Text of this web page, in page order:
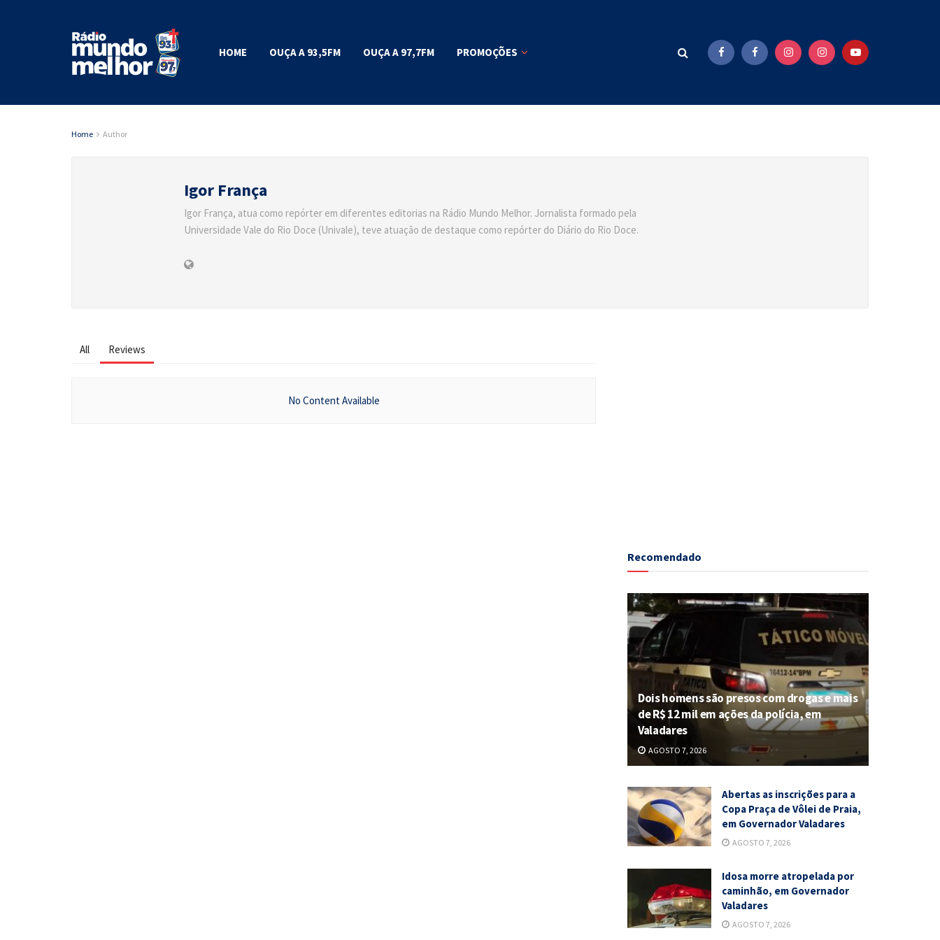
HOME OUÇA A 93,5FM OUÇA A 97,7FM PROMOÇÕES
Home Author
Igor França
Igor França, atua como repórter em diferentes editorias na Rádio Mundo Melhor. Jornalista formado pela
Universidade Vale do Rio Doce (Univale), teve atuação de destaque como repórter do Diário do Rio Doce.
All Reviews
No Content Available
Recomendado
Dois homens são presos com drogas e mais
de R$ 12 mil em ações da polícia, em
Valadares
AGOSTO 7, 2026
Abertas as inscrições para a
Copa Praça de Vôlei de Praia,
em Governador Valadares
AGOSTO 7, 2026
Idosa morre atropelada por
caminhão, em Governador
Valadares
AGOSTO 7, 2026